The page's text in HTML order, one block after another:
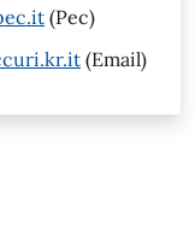
(Pec)
(Email)